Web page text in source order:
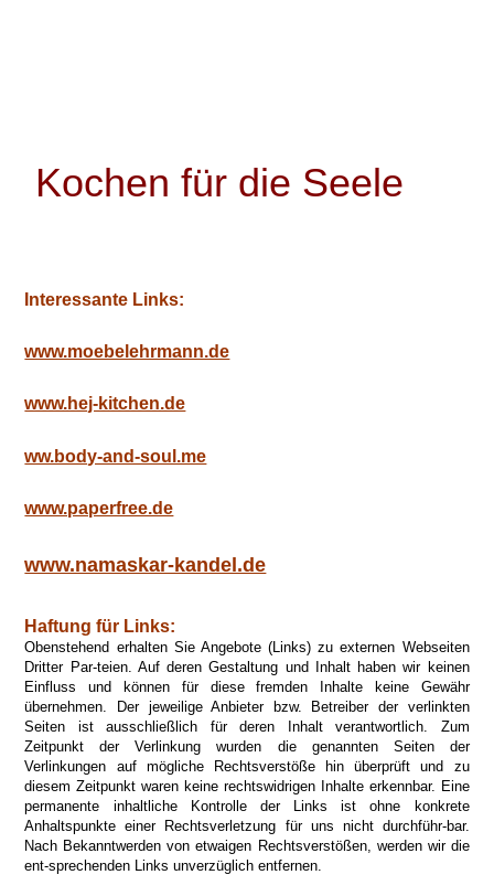
Kochen für die Seele
Interessante Links:
www.moebelehrmann.de
www.hej-kitchen.de
ww.body-and-soul.me
www.paperfree.de
www.namaskar-kandel.de
Haftung für Links:
Obenstehend erhalten Sie Angebote (Links) zu externen Webseiten
Dritter Par-teien. Auf deren Gestaltung und Inhalt haben wir keinen
Einfluss und können für diese fremden Inhalte keine Gewähr
übernehmen. Der jeweilige Anbieter bzw. Betreiber der verlinkten
Seiten ist ausschließlich für deren Inhalt verantwortlich. Zum
Zeitpunkt der Verlinkung wurden die genannten Seiten der
Verlinkungen auf mögliche Rechtsverstöße hin überprüft und zu
diesem Zeitpunkt waren keine rechtswidrigen Inhalte erkennbar. Eine
permanente inhaltliche Kontrolle der Links ist ohne konkrete
Anhaltspunkte einer Rechtsverletzung für uns nicht durchführ-bar.
Nach Bekanntwerden von etwaigen Rechtsverstößen, werden wir die
ent-sprechenden Links unverzüglich entfernen.